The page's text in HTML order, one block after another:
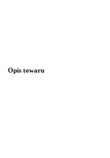
Opis towaru